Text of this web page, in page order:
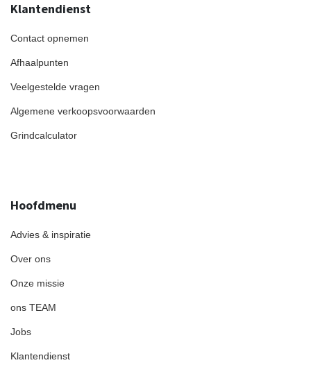
Klantendienst
Contact opnemen
Afhaalpunten
Veelgestelde vragen
Algemene verkoopsvoorwaarden
Grindcalculator
Hoofdmenu
Advies & inspiratie
Over ons
Onze missie
ons TEAM
Jobs
Klantendienst